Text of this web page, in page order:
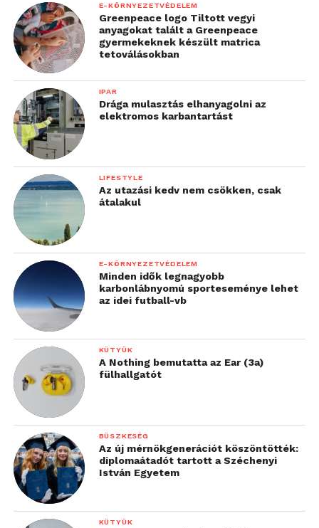
E-KÖRNYEZETVÉDELEM
Greenpeace logo Tiltott vegyi
anyagokat talált a Greenpeace
gyermekeknek készült matrica
tetoválásokban
IPAR
Drága mulasztás elhanyagolni az
elektromos karbantartást
LIFESTYLE
Az utazási kedv nem csökken, csak
átalakul
E-KÖRNYEZETVÉDELEM
Minden idők legnagyobb
karbonlábnyomú sporteseménye lehet
az idei futball-vb
KÜTYÜK
A Nothing bemutatta az Ear (3a)
fülhallgatót
BÜSZKESÉG
Az új mérnökgenerációt köszöntötték:
diplomaátadót tartott a Széchenyi
István Egyetem
KÜTYÜK